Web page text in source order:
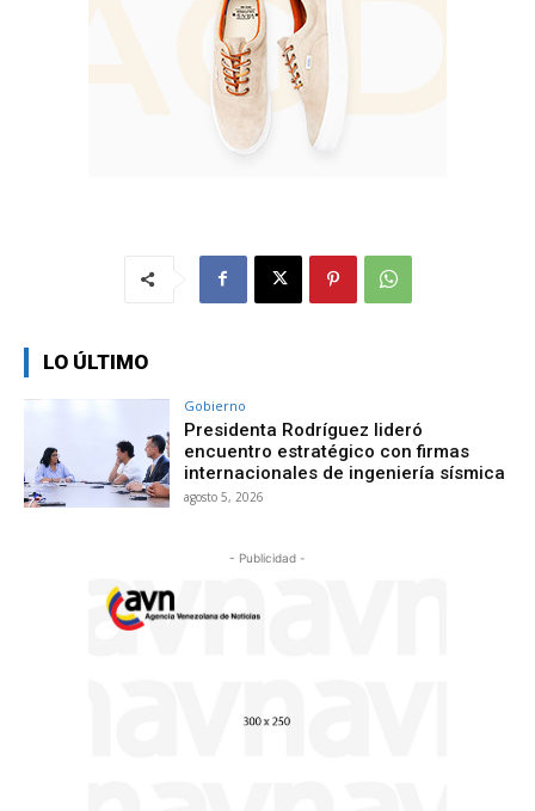
LO ÚLTIMO
Gobierno
Presidenta Rodríguez lideró
encuentro estratégico con firmas
internacionales de ingeniería sísmica
agosto 5, 2026
- Publicidad -